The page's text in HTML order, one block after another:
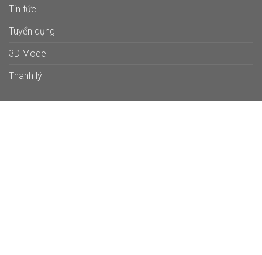
Tin tức
Tuyển dụng
3D Model
Thanh lý